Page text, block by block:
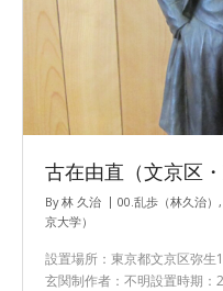
古在由直（文京区
By林 久治 00.乱歩（林久治） ,
京大学）
設置場所：東京都文京区弥
玄関制作者：不明設置時期